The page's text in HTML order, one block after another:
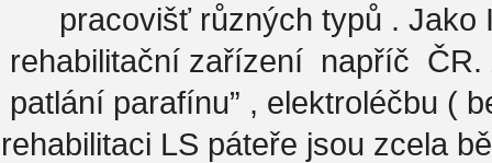
pracovišť různých typů . Jako
rehabilitační zařízení napříč ČR.
patlání parafínu” , elektroléčbu (
rehabilitaci LS páteře jsou zcela